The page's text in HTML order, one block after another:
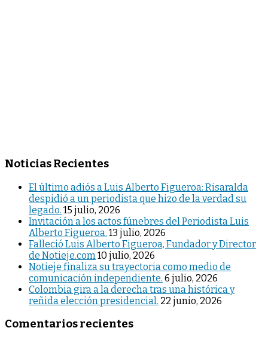
Noticias Recientes
El último adiós a Luis Alberto Figueroa: Risaralda
despidió a un periodista que hizo de la verdad su
legado. 15 julio, 2026
Invitación a los actos fúnebres del Periodista Luis
Alberto Figueroa. 13 julio, 2026
Falleció Luis Alberto Figueroa, Fundador y Director
de Notieje.com 10 julio, 2026
Notieje finaliza su trayectoria como medio de
comunicación independiente. 6 julio, 2026
Colombia gira a la derecha tras una histórica y
reñida elección presidencial. 22 junio, 2026
Comentarios recientes